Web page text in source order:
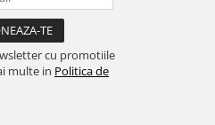
cu promotiile
multe in Politica de